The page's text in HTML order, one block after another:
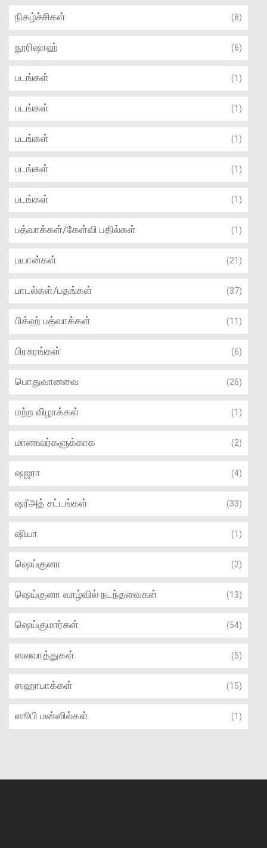
நிகழ்ச்சிகள் (8)
நூரிஷாஹ் (6)
படங்கள் (1)
படங்கள் (1)
படங்கள் (1)
படங்கள் (1)
படங்கள் (1)
பத்வாக்கள்/கேள்வி பதில்கள் (1)
பயான்கள் (21)
பாடல்கள்/பதங்கள் (37)
பிக்ஹ் பத்வாக்கள் (11)
பிரசுரங்கள் (6)
பொதுவானவை (26)
மற்ற விழாக்கள் (1)
மாணவர்களுக்காக (2)
ஷஜரா (4)
ஷரீஅத் சட்டங்கள் (33)
ஷியா (1)
ஷெய்குனா (2)
ஷெய்குனா வாழ்வில் நடந்தவைகள் (13)
ஷெய்குமார்கள் (54)
ஸலவாத்துகள் (5)
ஸஹாபாக்கள் (15)
ஸூபி மன்ஸில்கள் (1)